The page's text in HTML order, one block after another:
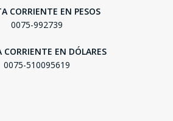
CORRIENTE EN PESOS
0075-992739
CORRIENTE EN DÓLARES
0075-510095619